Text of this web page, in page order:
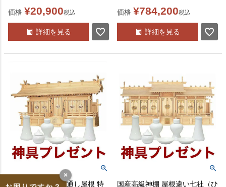
価格 ¥20,900税込
詳細を見る
価格 ¥784,200税込
詳細を見る
国産高級神棚 富士通し屋根 特 国産高級神棚 屋根違い七社（ひ
×